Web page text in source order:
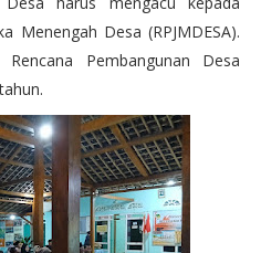
Menengah Desa (RPJMDESA).
Rencana Pembangunan Desa